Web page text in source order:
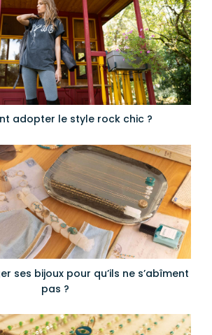
adopter le style rock chic ?
ses bijoux pour qu’ils ne s’abîment
pas ?